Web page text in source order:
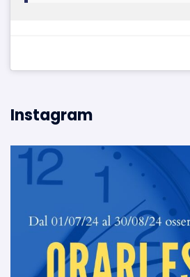
Instagram